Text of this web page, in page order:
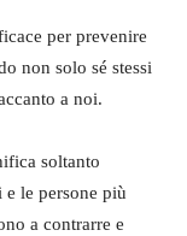
per prevenire
non solo sé stessi
a noi.
soltanto
le persone più
a contrarre e